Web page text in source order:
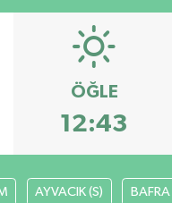
ÖĞLE
12:43
AYVACIK (S) BAFRA